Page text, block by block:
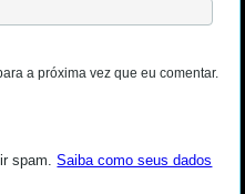
a próxima vez que eu comentar.
spam.Saiba como seus dados